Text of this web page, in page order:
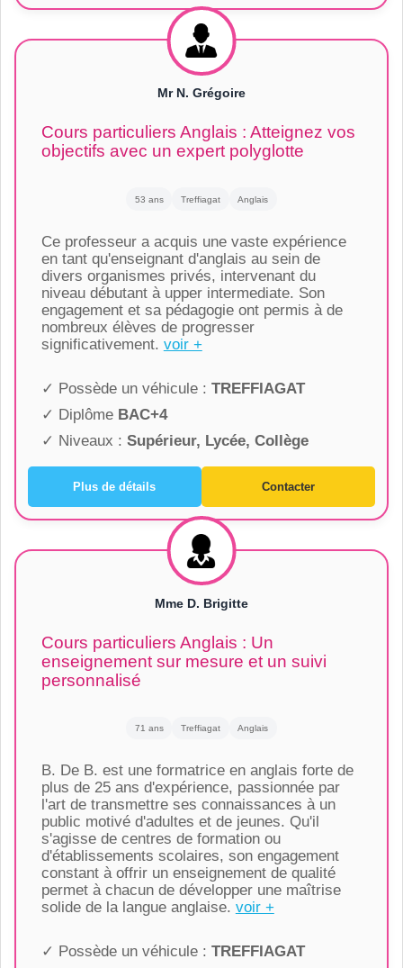
Mr N. Grégoire
Cours particuliers Anglais : Atteignez vos
objectifs avec un expert polyglotte
53 ans Treffiagat Anglais
Ce professeur a acquis une vaste expérience
en tant qu'enseignant d'anglais au sein de
divers organismes privés, intervenant du
niveau débutant à upper intermediate. Son
engagement et sa pédagogie ont permis à de
nombreux élèves de progresser
significativement. voir +
✓ Possède un véhicule : TREFFIAGAT
✓ Diplôme BAC+4
✓ Niveaux : Supérieur, Lycée, Collège
Plus de détails Contacter
Mme D. Brigitte
Cours particuliers Anglais : Un
enseignement sur mesure et un suivi
personnalisé
71 ans Treffiagat Anglais
B. De B. est une formatrice en anglais forte de
plus de 25 ans d'expérience, passionnée par
l'art de transmettre ses connaissances à un
public motivé d'adultes et de jeunes. Qu'il
s'agisse de centres de formation ou
d'établissements scolaires, son engagement
constant à offrir un enseignement de qualité
permet à chacun de développer une maîtrise
solide de la langue anglaise. voir +
✓ Possède un véhicule : TREFFIAGAT